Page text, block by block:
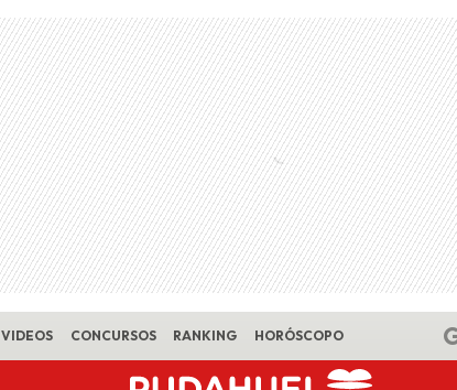
VIDEOS CONCURSOS RANKING HORÓSCOPO